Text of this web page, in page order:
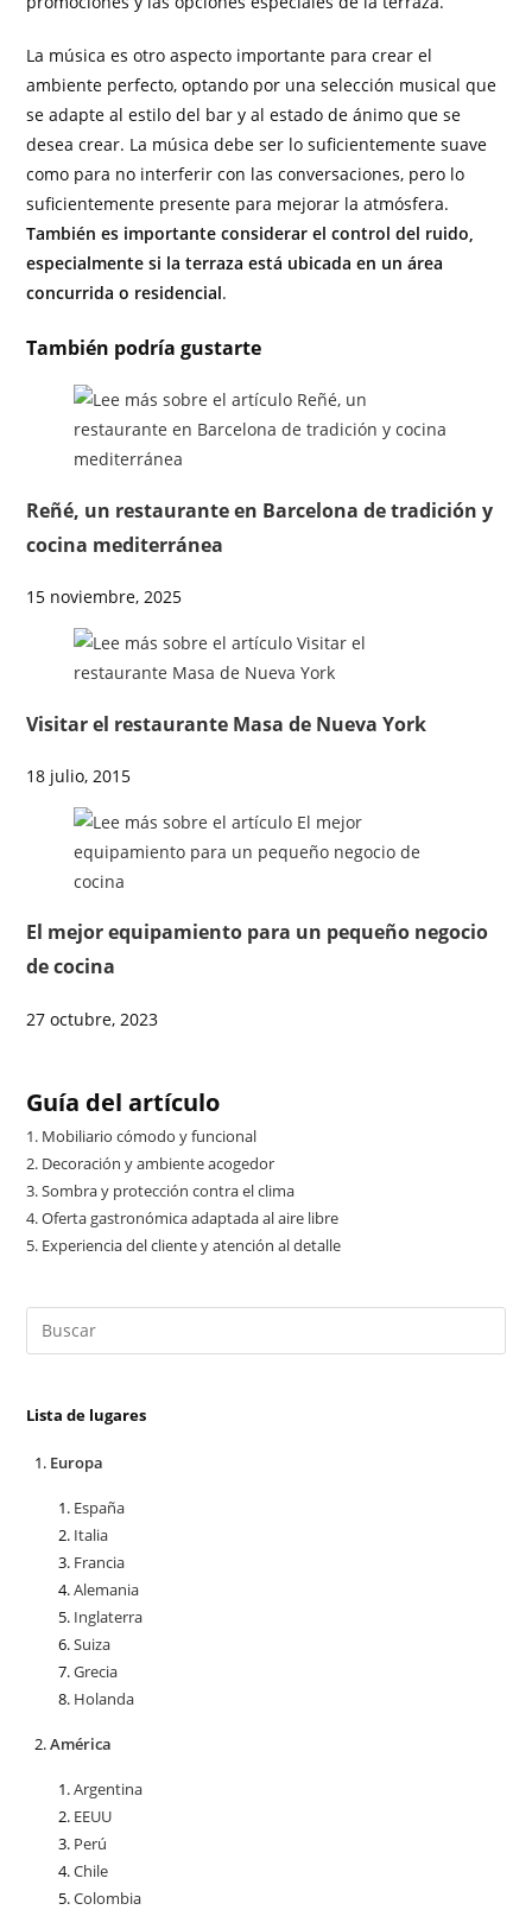
La música es otro aspecto importante para crear el
ambiente perfecto, optando por una selección musical que
se adapte al estilo del bar y al estado de ánimo que se
desea crear. La música debe ser lo suficientemente suave
como para no interferir con las conversaciones, pero lo
suficientemente presente para mejorar la atmósfera.
También es importante considerar el control del ruido,
especialmente si la terraza está ubicada en un área
concurrida o residencial.
También podría gustarte
Reñé, un restaurante en Barcelona de tradición y
cocina mediterránea
15 noviembre, 2025
Visitar el restaurante Masa de Nueva York
18 julio, 2015
El mejor equipamiento para un pequeño negocio
de cocina
27 octubre, 2023
Guía del artículo
1. Mobiliario cómodo y funcional
2. Decoración y ambiente acogedor
3.Sombra y protección contra el clima
4.Oferta gastronómica adaptada al aire libre
5. Experiencia del cliente y atención al detalle
Lista de lugares
Europa
España
Italia
Francia
Alemania
Inglaterra
Suiza
Grecia
Holanda
América
Argentina
EEUU
Perú
Chile
Colombia